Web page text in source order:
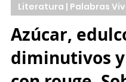
18 jul 2025 4 min de lectura
Literatura | Palabras
Azúcar,